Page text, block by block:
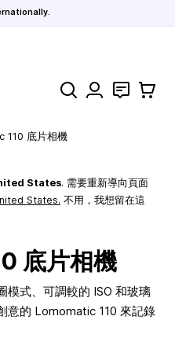
Search 聯絡 購物車
110 底片相機
States. 需要重新導向頁面
States. 不用，我想留在這
底片相機
模式、可調較的 ISO 和玻璃
意的 Lomomatic 110 來記錄